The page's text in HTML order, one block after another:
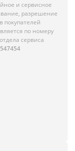
и сервисное
разрешение
покупателей
по номеру
сервиса